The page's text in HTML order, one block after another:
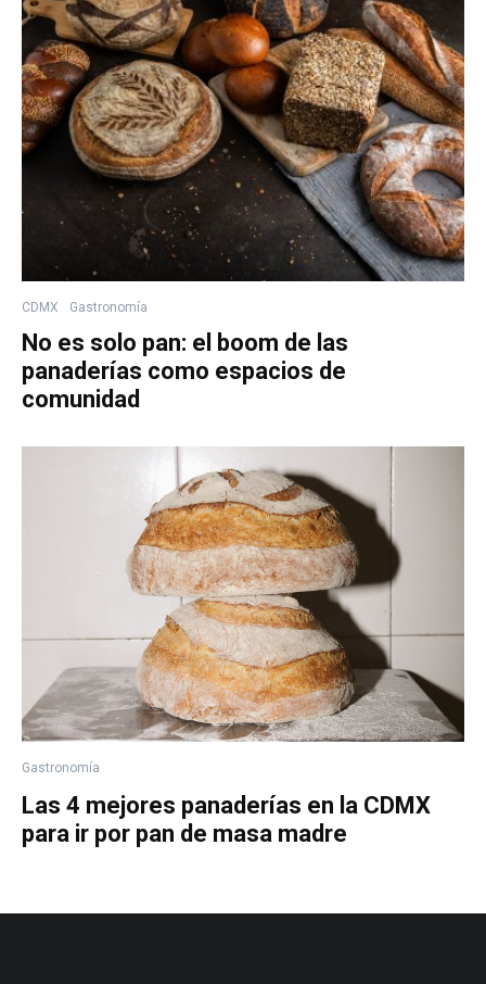
CDMX Gastronomía
No es solo pan: el boom de las
panaderías como espacios de
comunidad
Gastronomía
Las 4 mejores panaderías en la CDMX
para ir por pan de masa madre